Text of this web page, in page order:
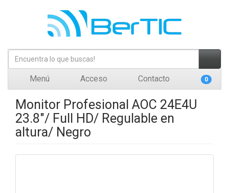
Menú Acceso Contacto 0
Monitor Profesional AOC 24E4U
23.8"/ Full HD/ Regulable en
altura/ Negro